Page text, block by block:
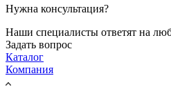
Нужна консультация?
Наши специалисты ответят на
Задать вопрос
Каталог
Компания